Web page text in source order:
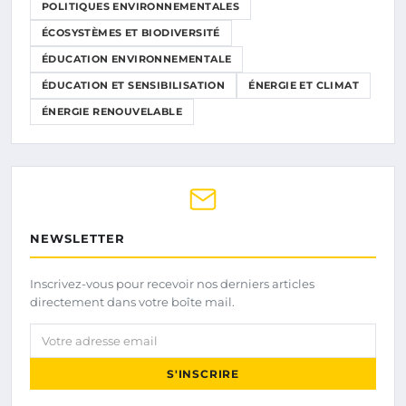
POLITIQUES ENVIRONNEMENTALES
ÉCOSYSTÈMES ET BIODIVERSITÉ
ÉDUCATION ENVIRONNEMENTALE
ÉDUCATION ET SENSIBILISATION ÉNERGIE ET CLIMAT
ÉNERGIE RENOUVELABLE
NEWSLETTER
Inscrivez-vous pour recevoir nos derniers articles
directement dans votre boîte mail.
Votre adresse email
S'INSCRIRE